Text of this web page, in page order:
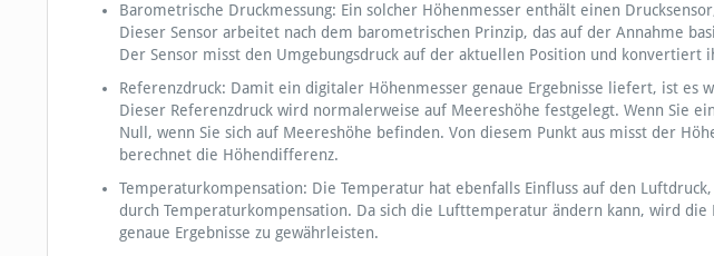
Barometrische Druckmessung: Ein solcher Höhenmesser enthält einen
Dieser Sensor arbeitet nach dem barometrischen Prinzip, das auf der Annahme
Der Sensor misst den Umgebungsdruck auf der aktuellen Position und konvertiert
Referenzdruck: Damit ein digitaler Höhenmesser genaue Ergebnisse liefert, ist es
Dieser Referenzdruck wird normalerweise auf Meereshöhe festgelegt. Wenn Sie
Null, wenn Sie sich auf Meereshöhe befinden. Von diesem Punkt aus misst der
berechnet die Höhendifferenz.
Temperaturkompensation: Die Temperatur hat ebenfalls Einfluss auf den
durch Temperaturkompensation. Da sich die Lufttemperatur ändern kann, wird die
genaue Ergebnisse zu gewährleisten.